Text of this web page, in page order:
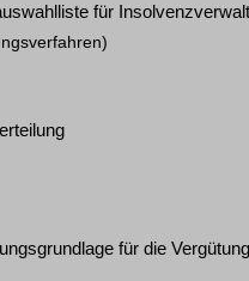
für
für die